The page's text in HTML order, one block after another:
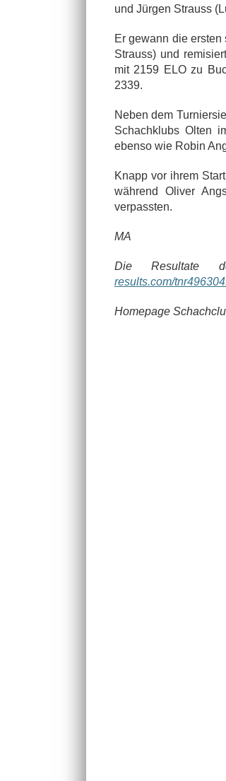
und Jürgen Strauss
Er gewann die
Strauss) und
mit 2159 ELO zu
2339.
Neben dem
Schachklubs Olten
ebenso wie Robin
Knapp vor ihrem
während Oliver
verpassten.
MA
Die Resultate
results.com/
Homepage